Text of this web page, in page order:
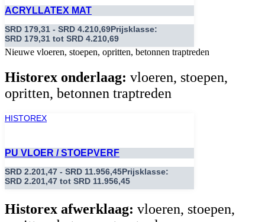
ACRYLLATEX MAT
SRD 179,31 - SRD 4.210,69Prijsklasse:
SRD 179,31 tot SRD 4.210,69
Nieuwe vloeren, stoepen, opritten, betonnen traptreden
Historex onderlaag: vloeren, stoepen,
opritten, betonnen traptreden
HISTOREX
PU VLOER / STOEPVERF
SRD 2.201,47 - SRD 11.956,45Prijsklasse:
SRD 2.201,47 tot SRD 11.956,45
Historex afwerklaag: vloeren, stoepen,